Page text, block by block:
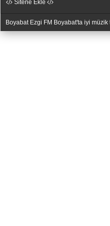
Sitene Ekle
Boyabat Ezgi FM Boyabat'ta iyi